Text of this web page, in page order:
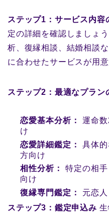
ステップ1：サービス内容
定の詳細を確認しましょ
析、復縁相談、結婚相談
に合わせたサービスが用意
ステップ2：最適なプラン
恋愛基本分析：
運命
け
恋愛詳細鑑定：
具体
方向け
相性分析：
特定の相
向け
復縁専門鑑定：
元恋
ステップ3：鑑定申込み